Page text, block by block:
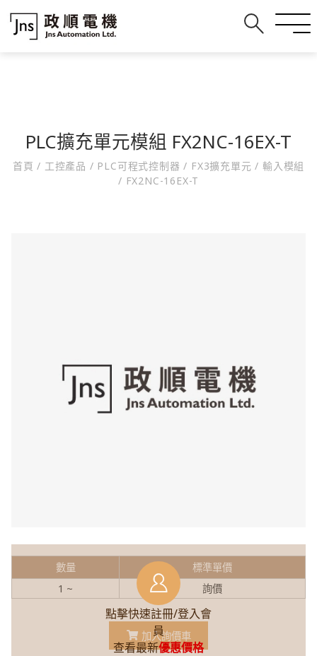
PLC擴充單元模組 FX2NC-16EX-T
首頁/ 工控產品 / PLC可程式控制器/ FX3擴充單元/ 輸入模組
/ FX2NC-16EX-T
點擊快速註冊/登入會
員
查看最新優惠價格
數量
標準單價
1 ~
詢價
加入詢價車